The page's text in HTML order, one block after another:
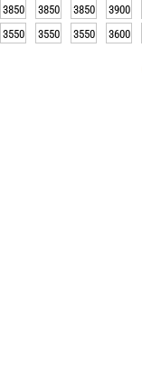
3850 3850 3850 3900
3550 3550 3550 3600